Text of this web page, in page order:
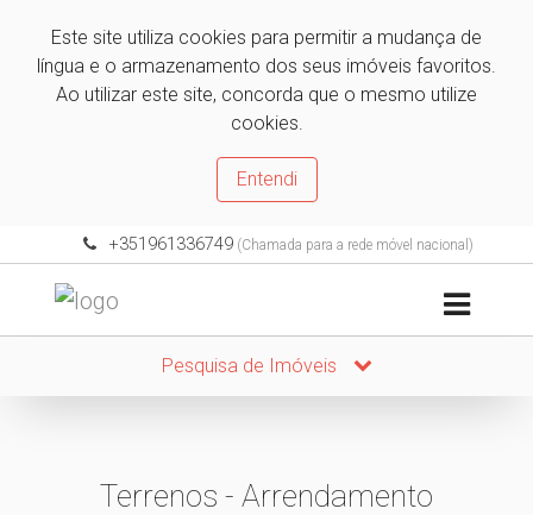
Este site utiliza cookies para permitir a mudança de
língua e o armazenamento dos seus imóveis favoritos.
Ao utilizar este site, concorda que o mesmo utilize
cookies.
Entendi
+351961336749 (Chamada para a rede móvel nacional)
Pesquisa de Imóveis
Terrenos - Arrendamento